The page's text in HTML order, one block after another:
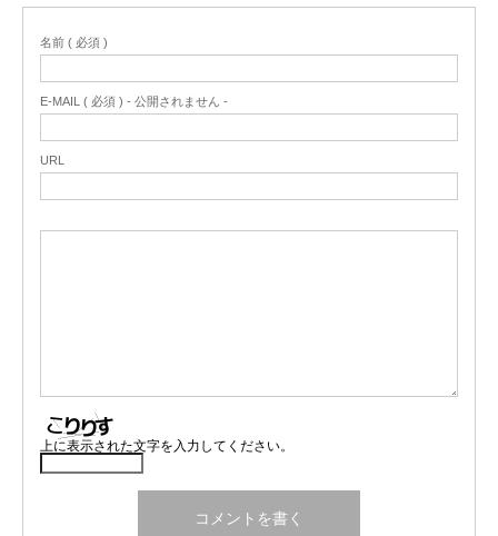
名前 ( 必須 )
E-MAIL ( 必須 ) - 公開されません -
URL
上に表示された文字を入力してください。